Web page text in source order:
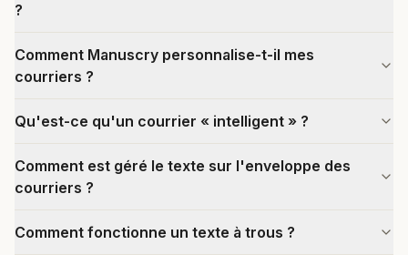
?
Comment Manuscry personnalise-t-il mes
courriers ?
Qu'est-ce qu'un courrier « intelligent » ?
Comment est géré le texte sur l'enveloppe des
courriers ?
Comment fonctionne un texte à trous ?